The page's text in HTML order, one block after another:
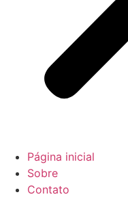
Página inicial
Sobre
Contato